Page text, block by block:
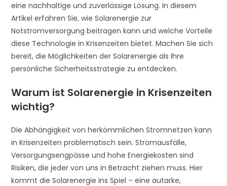
eine nachhaltige und zuverlässige Lösung. In diesem
Artikel erfahren Sie, wie Solarenergie zur
Notstromversorgung beitragen kann und welche Vorteile
diese Technologie in Krisenzeiten bietet. Machen Sie sich
bereit, die Möglichkeiten der Solarenergie als Ihre
persönliche Sicherheitsstrategie zu entdecken.
Warum ist Solarenergie in Krisenzeiten
wichtig?
Die Abhängigkeit von herkömmlichen Stromnetzen kann
in Krisenzeiten problematisch sein. Stromausfälle,
Versorgungsengpässe und hohe Energiekosten sind
Risiken, die jeder von uns in Betracht ziehen muss. Hier
kommt die Solarenergie ins Spiel – eine autarke,